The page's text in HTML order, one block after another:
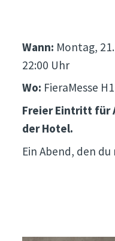
Wann: Montag,
22:00 Uhr
Wo: FieraMesse
Freier Eintritt für
der Hotel.
Ein Abend, den